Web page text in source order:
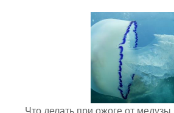
Что делать при ожоге от